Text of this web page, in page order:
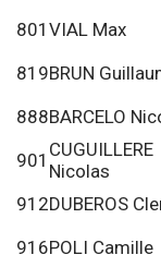
801 VIAL Max
819BRUN
888BARCELO
901 CUGUILLERE
Nicolas
912DUBEROS
916POLI Camille